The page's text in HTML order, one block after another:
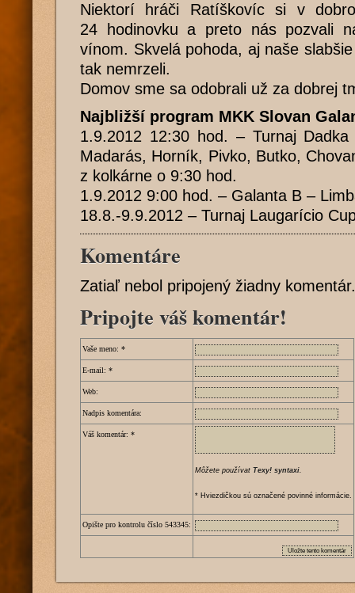
Niektorí hráči Ratíškovíc si v
24 hodinovku a preto nás pozvali
vínom. Skvelá pohoda, aj naše
tak nemrzeli.
Domov sme sa odobrali už za dobrej
Najbližší program MKK Slovan
1.9.2012 12:30 hod. – Turnaj
Madarás, Horník, Pivko, Butko,
z kolkárne o 9:30 hod.
1.9.2012 9:00 hod. – Galanta B –
18.8.-9.9.2012 – Turnaj Laugarício
Komentáre
Zatiaľ nebol pripojený žiadny
Pripojte váš komentár!
Vaše meno: *
E-mail: *
Web:
Nadpis komentára:
Váš komentár: *
Môžete používat Texy! syntaxi.
* Hviezdičkou sú označené povinné informácie.
Opište pro kontrolu číslo 543345: